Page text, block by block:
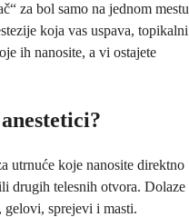
za bol samo na jednom mestu
koja vas uspava, topikalni
ih nanosite, a vi ostajete
utrnuće koje nanosite direktno
drugih telesnih otvora. Dolaze
sprejevi i masti.